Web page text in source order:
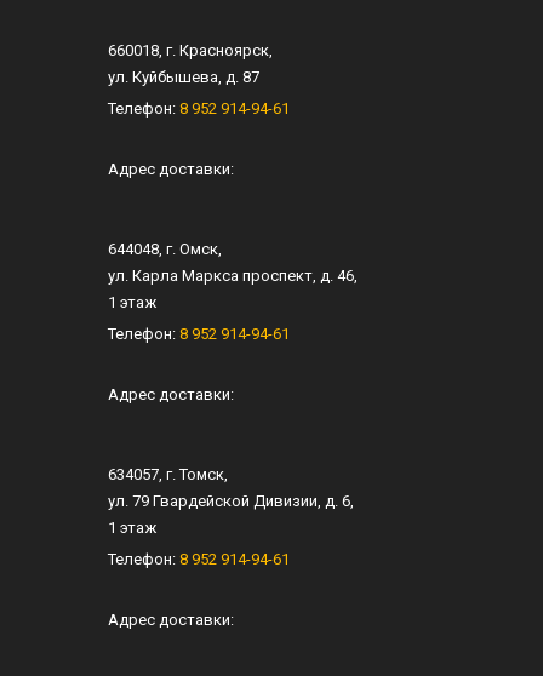
660018, г. Красноярск,
ул. Куйбышева, д. 87
Телефон: 8 952 914-94-61
Адрес доставки:
644048, г. Омск,
ул. Карла Маркса проспект, д. 46,
1 этаж
Телефон: 8 952 914-94-61
Адрес доставки:
634057, г.Томск,
ул. 79 Гвардейской Дивизии, д. 6​,
1 этаж
Телефон: 8 952 914-94-61
Адрес доставки: